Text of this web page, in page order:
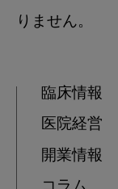
りません。
臨床情報
医院経営
開業情報